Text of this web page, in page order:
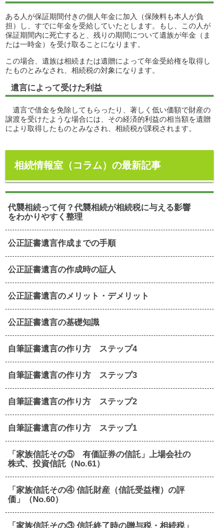
ある人が保証期間付きの個人年金に加入（保険料も本人が負
担）し、すでに年金を受給していたとします。もし、この人が
保証期間内に死亡すると、残りの期間について遺族が年金（ま
たは一時金）を受け取ることになります。
この場合、遺族は相続または遺贈によって年金受給権を取得し
たものとみなされ、相続税の対象になります。
遺言によって受けた利益
遺言で借金を免除してもらったり、著しく低い価額で財産の
譲渡を受けたような場合には、その経済的利益の相当額を遺贈
により取得したものとみなされ、相続税が課税されます。
相続情報室（コラム）の最新記事
代襲相続って何？代襲相続が相続税に与える影響
をわかりやすく整理
公正証書遺言作成までの手順
公正証書遺言の作成時の証人
公正証書遺言のメリット・デメリット
公正証書遺言の基礎知識
自筆証書遺言の作り方 ステップ4
自筆証書遺言の作り方 ステップ3
自筆証書遺言の作り方 ステップ2
自筆証書遺言の作り方 ステップ1
「家族信託その⑤ 有価証券の信託」上場会社の
株式、投資信託（No.61）
「家族信託その④ 信託財産（信託受益権）の評
価」（No.60）
「家族信託その③ 信託終了時の贈与税・相続税」